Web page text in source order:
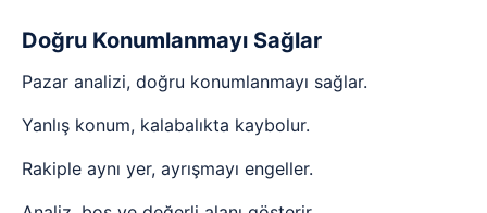
Doğru Konumlanmayı Sağlar
Pazar analizi, doğru konumlanmayı sağlar.
Yanlış konum, kalabalıkta kaybolur.
Rakiple aynı yer, ayrışmayı engeller.